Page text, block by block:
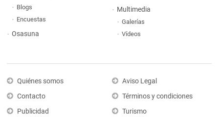
Blogs
Encuestas
Osasuna
Multimedia
Galerías
Vídeos
Quiénes somos
Contacto
Publicidad
Aviso Legal
Términos y condiciones
Turismo